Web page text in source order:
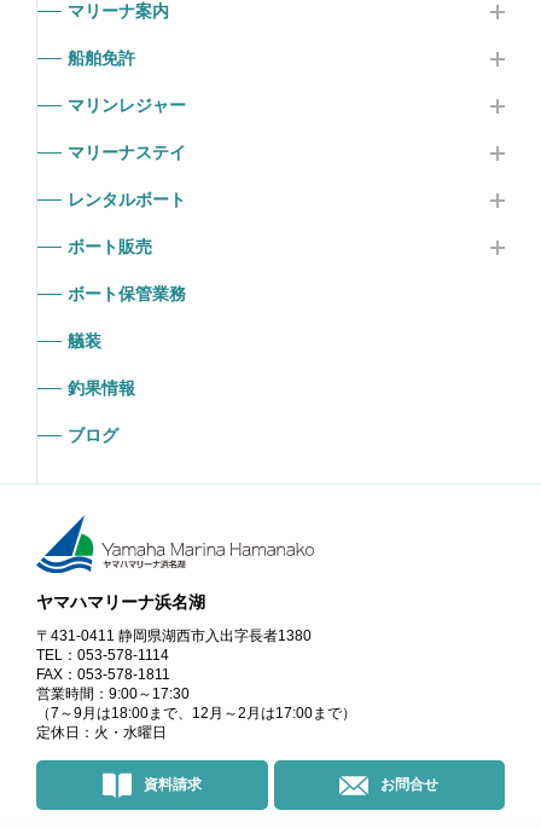
マリーナ案内
船舶免許
マリンレジャー
マリーナステイ
レンタルボート
ボート販売
ボート保管業務
艤装
釣果情報
ブログ
ヤマハマリーナ浜名湖
〒431-0411 静岡県湖西市入出字長者1380
TEL：053-578-1114
FAX：053-578-1811
営業時間：9:00～17:30
（7～9月は18:00まで、12月～2月は17:00まで）
定休日：火・水曜日
資料請求 お問合せ